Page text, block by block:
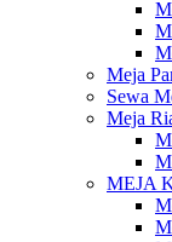
Meja
Sewa
Meja
MEJA